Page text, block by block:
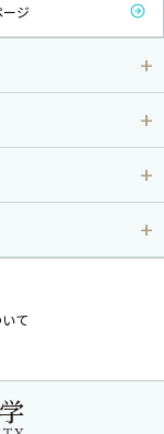
ジ
て